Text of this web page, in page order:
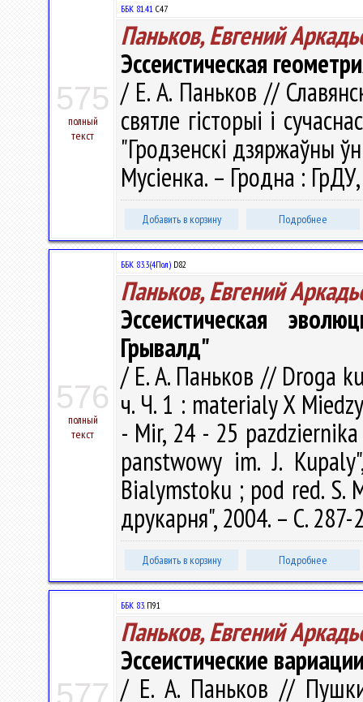
575
полный
текст
ББК 81.41 С47
Паньков, Евгений
Эссеистическая
/ Е. А. Паньков //
святле гісторыі і
"Гродзенскі дзяржаўны
Мусіенка. – Гродна :
Добавить в корзину Подробнее
576
полный
текст
ББК 83.3(4Пол) D82
Паньков, Евгений
Эссеистическая
Грывалд"
/ Е. А. Паньков // Droga
ч. Ч. 1 : materialy X
- Mir, 24 - 25
panstwowy im. J.
Bialymstoku ; pod red. S.
друкарня", 2004. – С.
Добавить в корзину Подробнее
577
ББК 83.П91
Паньков, Евгений
Эссеистические
/ Е. А. Паньков //